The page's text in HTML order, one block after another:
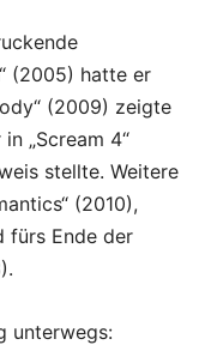
(2005) hatte er
(2009) zeigte
„Scream 4“
stellte. Weitere
(2010),
fürs Ende der
unterwegs: